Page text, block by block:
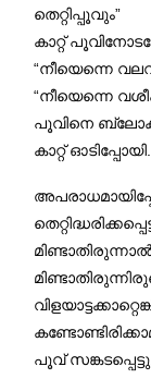
തെറ്റിപ്പൂവും”
കാറ്റ്
“നീയെന്നെ
“നീയെന്നെ
പൂവിനെ
കാറ്റ് ഓടിപ്പോയി.
പൂവ്